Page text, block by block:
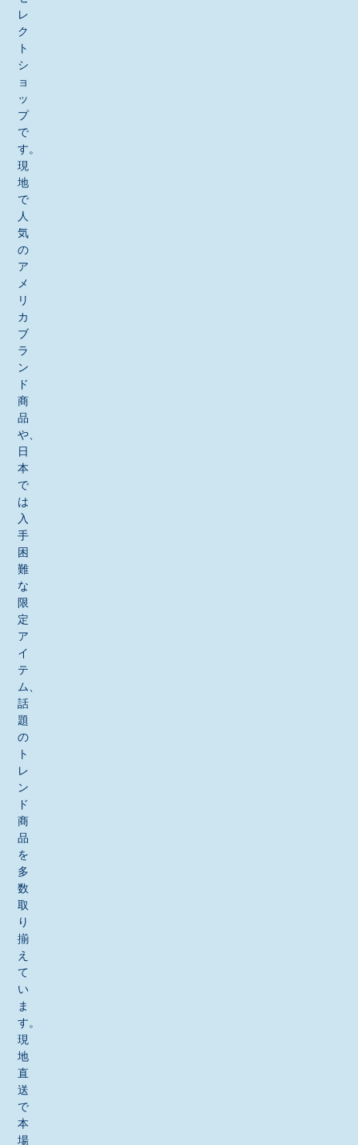
レ
ク
ト
シ
ョ
ッ
プ
で
す。
現
地
で
人
気
の
ア
メ
リ
カ
ブ
ラ
ン
ド
商
品
や、
日
本
で
は
入
手
困
難
な
限
定
ア
イ
テ
ム、
話
題
の
ト
レ
ン
ド
商
品
を
多
数
取
り
揃
え
て
い
ま
す。
現
地
直
送
で
本
場